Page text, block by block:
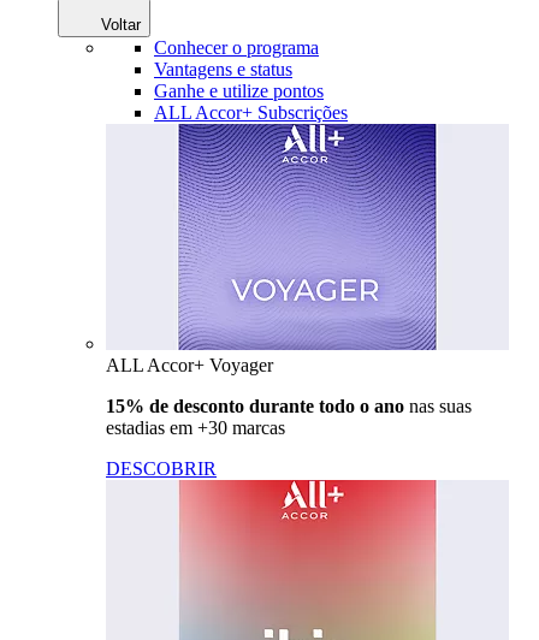
Voltar
Conhecer o programa
Vantagens e status
Ganhe e utilize pontos
ALL Accor+ Subscrições
ALL Accor+ Voyager
15% de desconto durante todo o ano nas suas
estadias em +30 marcas
DESCOBRIR